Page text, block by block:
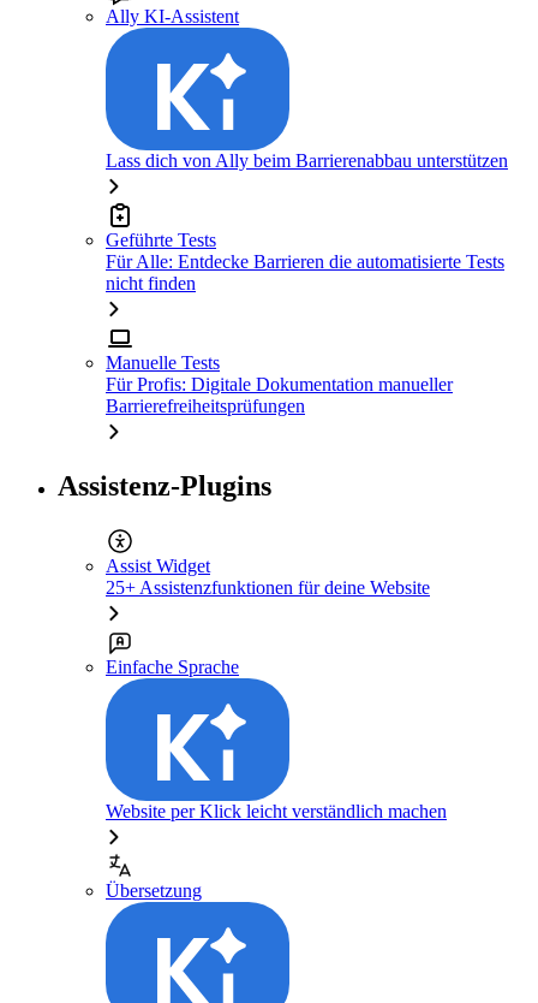
Ally KI-Assistent
Lass dich von Ally beim Barrierenabbau unterstützen
Geführte Tests
Für Alle: Entdecke Barrieren die automatisierte Tests
nicht finden
Manuelle Tests
Für Profis: Digitale Dokumentation manueller
Barrierefreiheitsprüfungen
Assistenz-Plugins
Assist Widget
25+ Assistenzfunktionen für deine Website
Einfache Sprache
Website per Klick leicht verständlich machen
Übersetzung